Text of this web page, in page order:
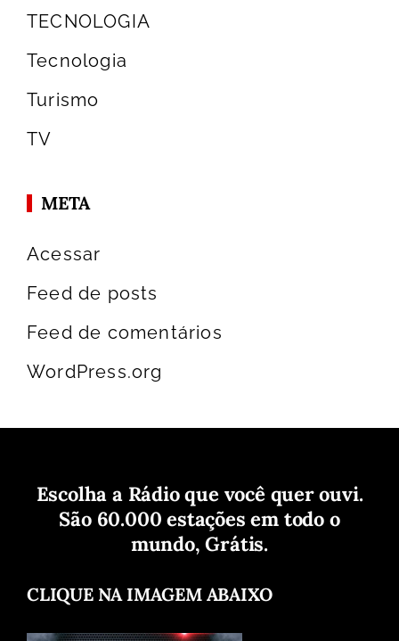
TECNOLOGIA
Tecnologia
Turismo
TV
META
Acessar
Feed de posts
Feed de comentários
WordPress.org
Escolha a Rádio que você quer ouvi.
São 60.000 estações em todo o
mundo, Grátis.
CLIQUE NA IMAGEM ABAIXO